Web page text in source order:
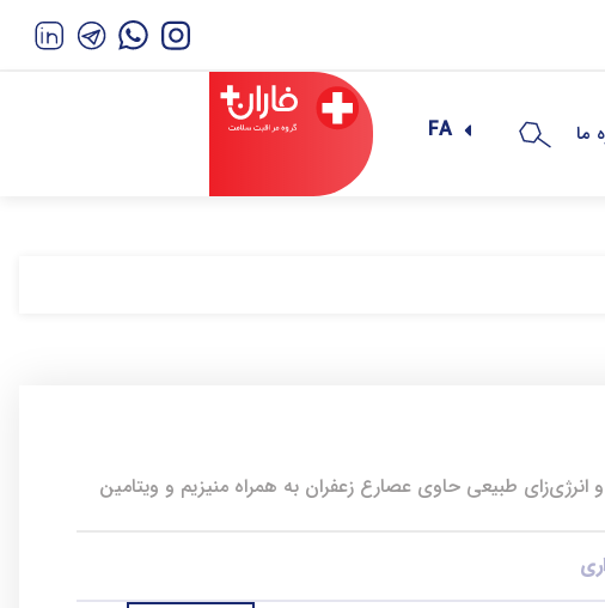
ما FA
ب6، یک فرآورده نشاط‌آور و انرژی‌زای طبیعی حاوی عصارع زعفران به همراه منیزیم و ویتامین